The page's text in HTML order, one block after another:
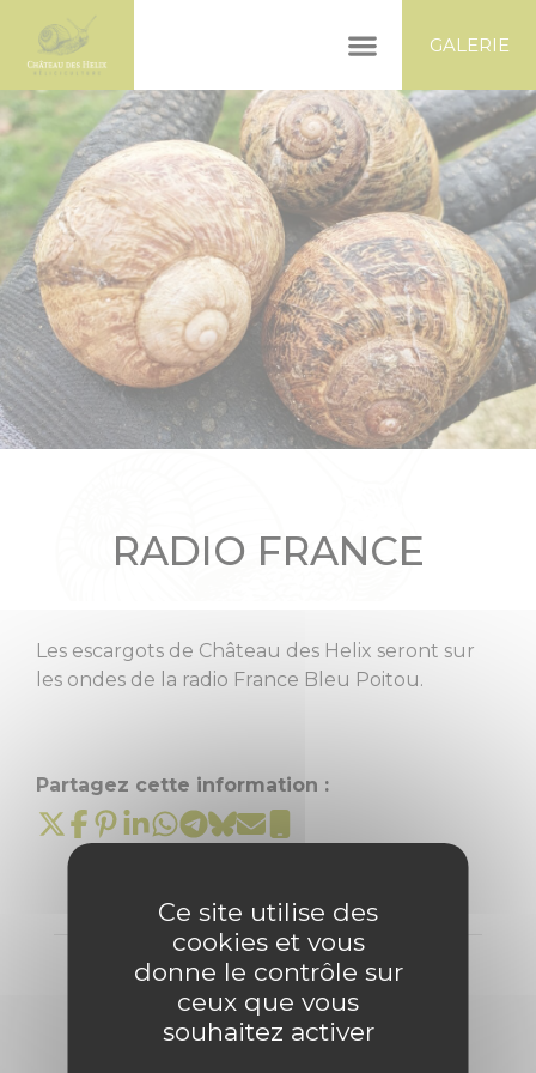
GALERIE
RADIO FRANCE
Les escargots de Château des Helix seront sur
les ondes de la radio France Bleu Poitou.
Partagez cette information :
CHÂTEAU DES HÉLIX
Ce site utilise des
cookies et vous
donne le contrôle sur
ceux que vous
souhaitez activer